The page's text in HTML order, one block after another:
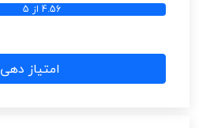
4.56 از 5
امتیاز دهی